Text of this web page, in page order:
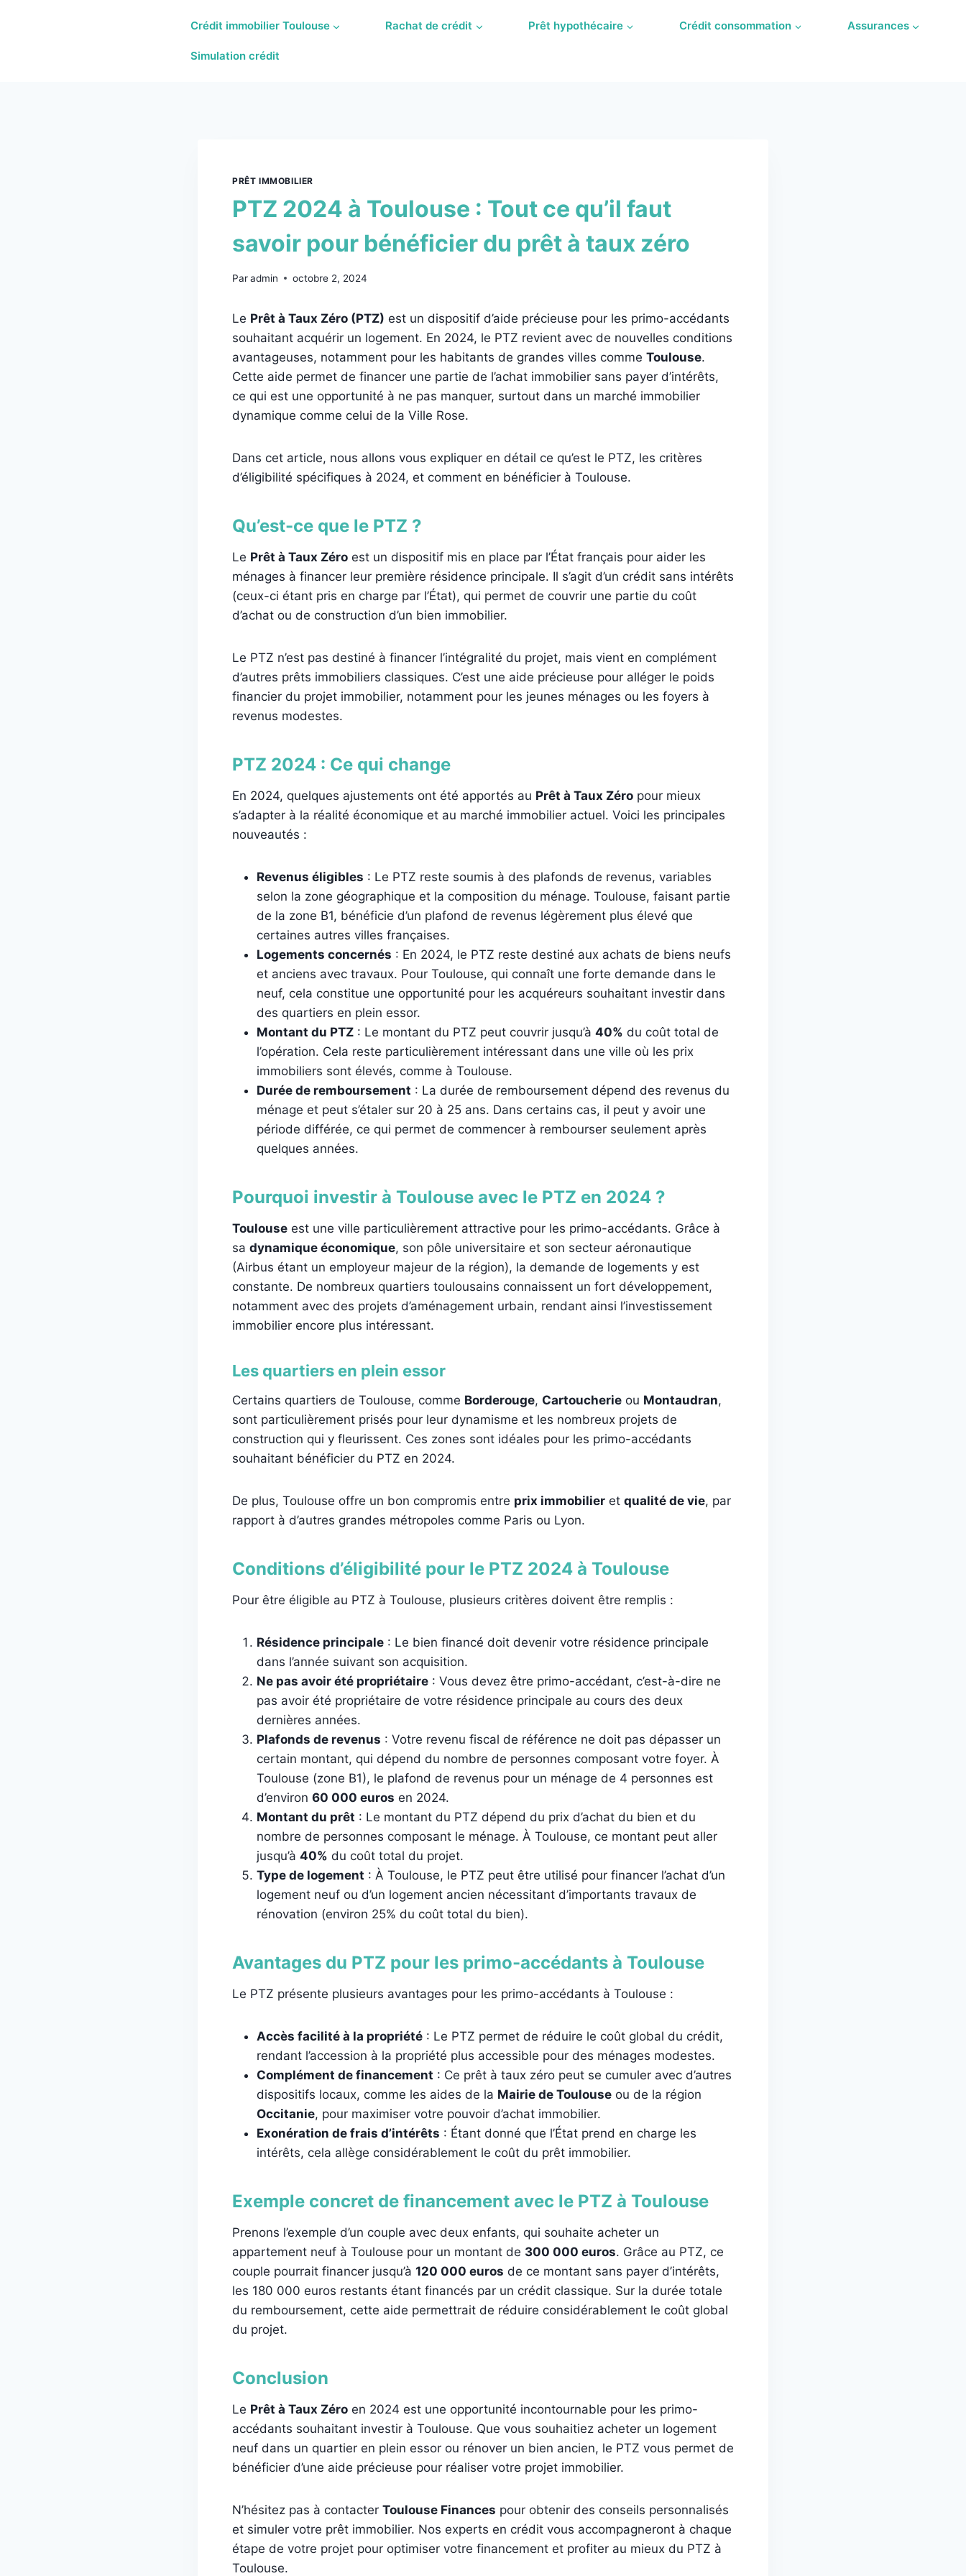
Crédit immobilier Toulouse Rachat de crédit Prêt hypothécaire Crédit consommation Assurances
Simulation crédit
PRÊT IMMOBILIER
PTZ 2024 à Toulouse : Tout ce qu’il faut
savoir pour bénéficier du prêt à taux zéro
Paradmin octobre 2, 2024
Le Prêt à Taux Zéro (PTZ) est un dispositif d’aide précieuse pour les primo-accédants
souhaitant acquérir un logement. En 2024, le PTZ revient avec de nouvelles conditions
avantageuses, notamment pour les habitants de grandes villes comme Toulouse.
Cette aide permet de financer une partie de l’achat immobilier sans payer d’intérêts,
ce qui est une opportunité à ne pas manquer, surtout dans un marché immobilier
dynamique comme celui de la Ville Rose.
Dans cet article, nous allons vous expliquer en détail ce qu’est le PTZ, les critères
d’éligibilité spécifiques à 2024, et comment en bénéficier à Toulouse.
Qu’est-ce que le PTZ ?
Le Prêt à Taux Zéro est un dispositif mis en place par l’État français pour aider les
ménages à financer leur première résidence principale. Il s’agit d’un crédit sans intérêts
(ceux-ci étant pris en charge par l’État), qui permet de couvrir une partie du coût
d’achat ou de construction d’un bien immobilier.
Le PTZ n’est pas destiné à financer l’intégralité du projet, mais vient en complément
d’autres prêts immobiliers classiques. C’est une aide précieuse pour alléger le poids
financier du projet immobilier, notamment pour les jeunes ménages ou les foyers à
revenus modestes.
PTZ 2024 : Ce qui change
En 2024, quelques ajustements ont été apportés au Prêt à Taux Zéro pour mieux
s’adapter à la réalité économique et au marché immobilier actuel. Voici les principales
nouveautés :
Revenus éligibles : Le PTZ reste soumis à des plafonds de revenus, variables
selon la zone géographique et la composition du ménage. Toulouse, faisant partie
de la zone B1, bénéficie d’un plafond de revenus légèrement plus élevé que
certaines autres villes françaises.
Logements concernés : En 2024, le PTZ reste destiné aux achats de biens neufs
et anciens avec travaux. Pour Toulouse, qui connaît une forte demande dans le
neuf, cela constitue une opportunité pour les acquéreurs souhaitant investir dans
des quartiers en plein essor.
Montant du PTZ : Le montant du PTZ peut couvrir jusqu’à 40% du coût total de
l’opération. Cela reste particulièrement intéressant dans une ville où les prix
immobiliers sont élevés, comme à Toulouse.
Durée de remboursement : La durée de remboursement dépend des revenus du
ménage et peut s’étaler sur 20 à 25 ans. Dans certains cas, il peut y avoir une
période différée, ce qui permet de commencer à rembourser seulement après
quelques années.
Pourquoi investir à Toulouse avec le PTZ en 2024 ?
Toulouse est une ville particulièrement attractive pour les primo-accédants. Grâce à
sa dynamique économique, son pôle universitaire et son secteur aéronautique
(Airbus étant un employeur majeur de la région), la demande de logements y est
constante. De nombreux quartiers toulousains connaissent un fort développement,
notamment avec des projets d’aménagement urbain, rendant ainsi l’investissement
immobilier encore plus intéressant.
Les quartiers en plein essor
Certains quartiers de Toulouse, comme Borderouge, Cartoucherie ou Montaudran,
sont particulièrement prisés pour leur dynamisme et les nombreux projets de
construction qui y fleurissent. Ces zones sont idéales pour les primo-accédants
souhaitant bénéficier du PTZ en 2024.
De plus, Toulouse offre un bon compromis entre prix immobilier et qualité de vie, par
rapport à d’autres grandes métropoles comme Paris ou Lyon.
Conditions d’éligibilité pour le PTZ 2024 à Toulouse
Pour être éligible au PTZ à Toulouse, plusieurs critères doivent être remplis :
Résidence principale : Le bien financé doit devenir votre résidence principale
dans l’année suivant son acquisition.
Ne pas avoir été propriétaire : Vous devez être primo-accédant, c’est-à-dire ne
pas avoir été propriétaire de votre résidence principale au cours des deux
dernières années.
Plafonds de revenus : Votre revenu fiscal de référence ne doit pas dépasser un
certain montant, qui dépend du nombre de personnes composant votre foyer. À
Toulouse (zone B1), le plafond de revenus pour un ménage de 4 personnes est
d’environ 60 000 euros en 2024.
Montant du prêt : Le montant du PTZ dépend du prix d’achat du bien et du
nombre de personnes composant le ménage. À Toulouse, ce montant peut aller
jusqu’à 40% du coût total du projet.
Type de logement : À Toulouse, le PTZ peut être utilisé pour financer l’achat d’un
logement neuf ou d’un logement ancien nécessitant d’importants travaux de
rénovation (environ 25% du coût total du bien).
Avantages du PTZ pour les primo-accédants à Toulouse
Le PTZ présente plusieurs avantages pour les primo-accédants à Toulouse :
Accès facilité à la propriété : Le PTZ permet de réduire le coût global du crédit,
rendant l’accession à la propriété plus accessible pour des ménages modestes.
Complément de financement : Ce prêt à taux zéro peut se cumuler avec d’autres
dispositifs locaux, comme les aides de la Mairie de Toulouse ou de la région
Occitanie, pour maximiser votre pouvoir d’achat immobilier.
Exonération de frais d’intérêts : Étant donné que l’État prend en charge les
intérêts, cela allège considérablement le coût du prêt immobilier.
Exemple concret de financement avec le PTZ à Toulouse
Prenons l’exemple d’un couple avec deux enfants, qui souhaite acheter un
appartement neuf à Toulouse pour un montant de 300 000 euros. Grâce au PTZ, ce
couple pourrait financer jusqu’à 120 000 euros de ce montant sans payer d’intérêts,
les 180 000 euros restants étant financés par un crédit classique. Sur la durée totale
du remboursement, cette aide permettrait de réduire considérablement le coût global
du projet.
Conclusion
Le Prêt à Taux Zéro en 2024 est une opportunité incontournable pour les primo-
accédants souhaitant investir à Toulouse. Que vous souhaitiez acheter un logement
neuf dans un quartier en plein essor ou rénover un bien ancien, le PTZ vous permet de
bénéficier d’une aide précieuse pour réaliser votre projet immobilier.
N’hésitez pas à contacter Toulouse Finances pour obtenir des conseils personnalisés
et simuler votre prêt immobilier. Nos experts en crédit vous accompagneront à chaque
étape de votre projet pour optimiser votre financement et profiter au mieux du PTZ à
Toulouse.